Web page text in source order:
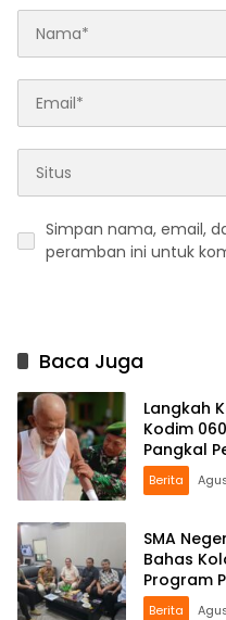
Simpan nama, email,
peramban ini untuk
Baca Juga
Langkah
Kodim
Pangkal
Berita
SMA
Bahas
Program
Berita